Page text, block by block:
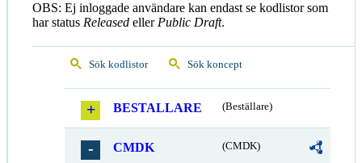
OBS: Ej inloggade användare kan endast se kodlistor som
har status Released eller Public Draft.
Sök kodlistor Sök koncept
BESTALLARE (Beställare)
CMDK (CMDK)